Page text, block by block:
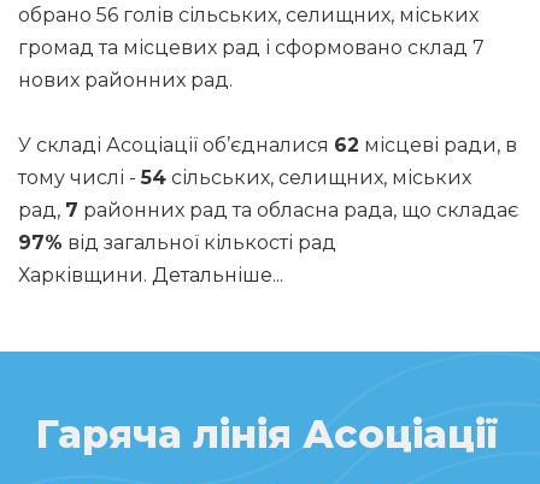
обрано 56 голів сільських, селищних, міських
громад та місцевих рад і сформовано склад 7
нових районних рад.
У складі Асоціації об’єдналися 62 місцеві ради, в
тому числі -54 сільських, селищних, міських
рад, 7 районних рад та обласна рада, що складає
97% від загальної кількості рад
Харківщини. Детальніше...
Гаряча лінія Асоціації